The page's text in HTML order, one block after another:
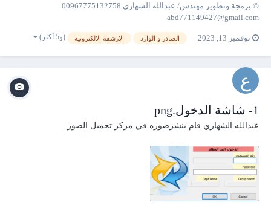
© برمجة وتطوير مهندس/ عبدالله الشهاري 00967775132758
abd771149427@gmail.com
نوفمبر 13, 2023 الصادر و الوارد الارشفة الالكترونية (و5 أكثر)
1- شاشة الدخول.png
عبدالله الشهاري قام بنشرصوره في مركز تحميل الصور